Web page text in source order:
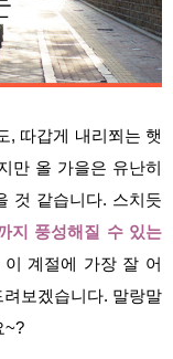
, 따갑게 내리쬐는 햇
만 올 가을은 유난히
것 같습니다. 스치듯
지 풍성해질 수 있는
계절에 가장 잘 어
려보겠습니다. 말랑말
~?